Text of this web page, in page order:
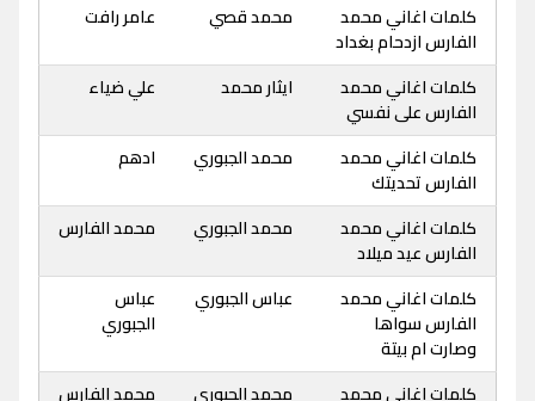
كلمات اغاني محمد
الفارس ازدحام بغداد
محمد قصي عامر رافت
كلمات اغاني محمد
الفارس على نفسي
ايثار محمد علي ضياء
كلمات اغاني محمد
الفارس تحديتك
محمد الجبوري ادهم
كلمات اغاني محمد
الفارس عيد ميلاد
محمد الجبوري محمد الفارس
كلمات اغاني محمد
الفارس سواها
وصارت ام بيتة
عباس الجبوري
عباس
الجبوري
كلمات اغاني محمد محمد الجبوري محمد الفارس